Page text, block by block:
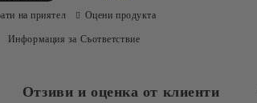
на приятел Оцени продукта
Информация за Съответствие
Отзиви и оценка от клиенти